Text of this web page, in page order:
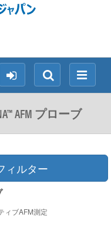
メ
ニ
ュ
検
索
ロ
グ
イ AFM プローブ
ィルター
ィブAFM測定